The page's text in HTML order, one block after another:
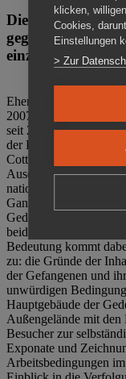
Die Gedenkstätte
gegen das
einzigartig.
Ehemalige politische
2007 den Verein
seit 2011 Eigentümer
der Bautzener Straße
Cottbus ist. Im
Auseinandersetzung
nationalsozialistischen
Ganzjährig zeigen
Gedenkstätte
beiden deutschen
Bedeutung kommt
zu: die Gründe der
der Gefangenen und
unwürdigen
Hauptgebäude der
Außengelände mit den
Besucher zur
Exponate und
Arbeitsbedingungen
klicken,
Cookies,
Einstellungen
> Zur